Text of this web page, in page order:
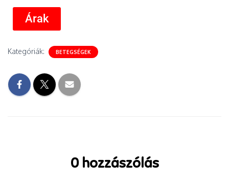
Árak
Kategóriák: BETEGSÉGEK
0 hozzászólás